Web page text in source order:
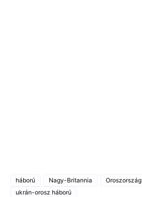
háború Nagy-Britannia Oroszország
ukrán-orosz háború